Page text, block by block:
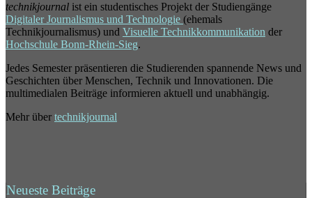
technikjournal ist ein studentisches Projekt der Studiengänge
Digitaler Journalismus und Technologie (ehemals
Technikjournalismus) und Visuelle Technikkommunikation der
Hochschule Bonn-Rhein-Sieg.
Jedes Semester präsentieren die Studierenden spannende News und
Geschichten über Menschen, Technik und Innovationen. Die
multimedialen Beiträge informieren aktuell und unabhängig.
Mehr über technikjournal
Neueste Beiträge